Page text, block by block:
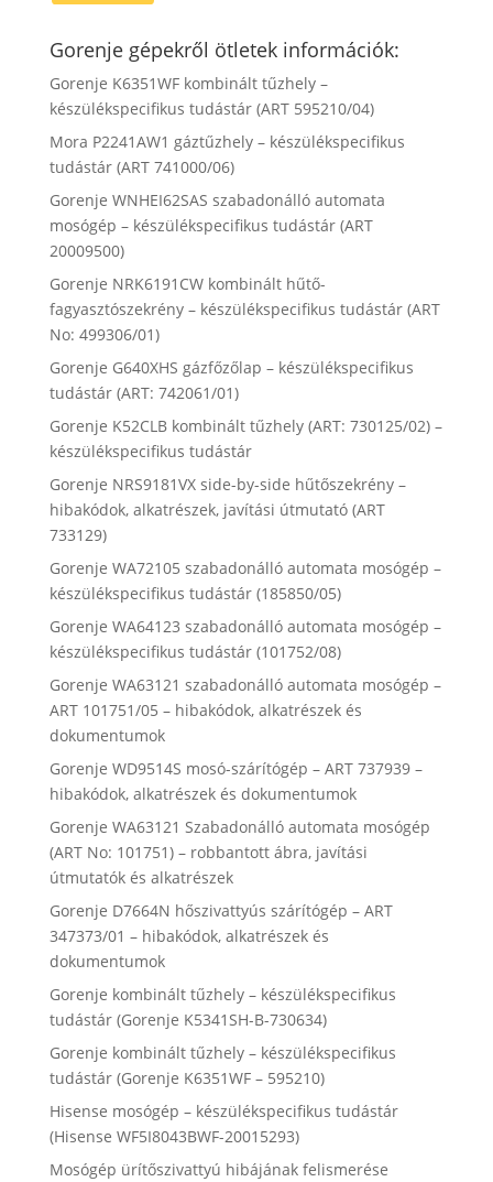
Gorenje gépekről ötletek információk:
Gorenje K6351WF kombinált tűzhely –
készülékspecifikus tudástár (ART 595210/04)
Mora P2241AW1 gáztűzhely – készülékspecifikus
tudástár (ART 741000/06)
Gorenje WNHEI62SAS szabadonálló automata
mosógép – készülékspecifikus tudástár (ART
20009500)
Gorenje NRK6191CW kombinált hűtő-
fagyasztószekrény – készülékspecifikus tudástár (ART
No: 499306/01)
Gorenje G640XHS gázfőzőlap – készülékspecifikus
tudástár (ART: 742061/01)
Gorenje K52CLB kombinált tűzhely (ART: 730125/02) –
készülékspecifikus tudástár
Gorenje NRS9181VX side-by-side hűtőszekrény –
hibakódok, alkatrészek, javítási útmutató (ART
733129)
Gorenje WA72105 szabadonálló automata mosógép –
készülékspecifikus tudástár (185850/05)
Gorenje WA64123 szabadonálló automata mosógép –
készülékspecifikus tudástár (101752/08)
Gorenje WA63121 szabadonálló automata mosógép –
ART 101751/05 – hibakódok, alkatrészek és
dokumentumok
Gorenje WD9514S mosó-szárítógép – ART 737939 –
hibakódok, alkatrészek és dokumentumok
Gorenje WA63121 Szabadonálló automata mosógép
(ART No: 101751) – robbantott ábra, javítási
útmutatók és alkatrészek
Gorenje D7664N hőszivattyús szárítógép – ART
347373/01 – hibakódok, alkatrészek és
dokumentumok
Gorenje kombinált tűzhely – készülékspecifikus
tudástár (Gorenje K5341SH-B-730634)
Gorenje kombinált tűzhely – készülékspecifikus
tudástár (Gorenje K6351WF – 595210)
Hisense mosógép – készülékspecifikus tudástár
(Hisense WF5I8043BWF-20015293)
Mosógép ürítőszivattyú hibájának felismerése